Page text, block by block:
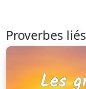
Proverbes liés